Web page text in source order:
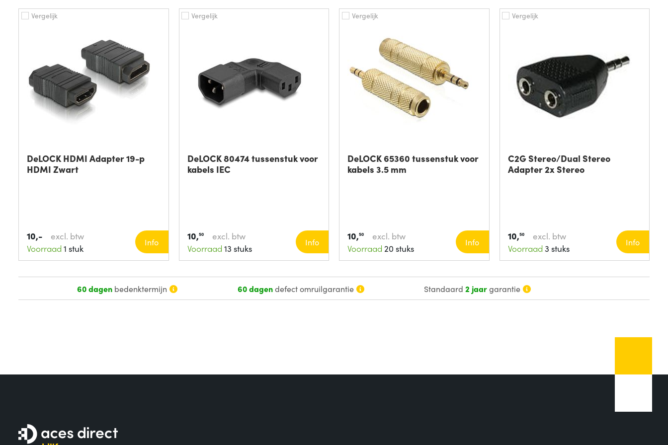
Vergelijk
DeLOCK HDMI Adapter 19-p
HDMI Zwart
10,-
excl. btw
Voorraad 1 stuk
Info
Vergelijk
DeLOCK 80474 tussenstuk voor
kabels IEC
10,50
excl. btw
Voorraad 13 stuks
Info
Vergelijk
DeLOCK 65360 tussenstuk voor
kabels 3.5 mm
10,50
excl. btw
Voorraad 20 stuks
Info
Vergelijk
C2G Stereo/Dual Stereo
Adapter 2x Stereo
10,50
excl. btw
Voorraad 3 stuks
Info
60 dagenbedenktermijn 60 dagendefect omruilgarantie Standaard2 jaargarantie